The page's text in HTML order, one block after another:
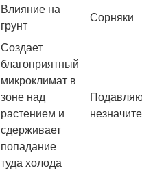
Влияние на
грунт
Сорняки
Создает
благоприятный
микроклимат в
зоне над
растением и
сдерживает
попадание
туда холода